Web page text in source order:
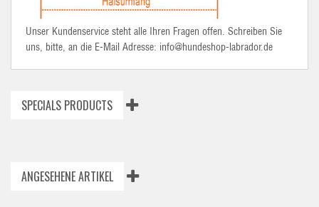
Unser Kundenservice steht alle Ihren Fragen offen. Schreiben Sie
uns, bitte, an die E-Mail Adresse: info@hundeshop-labrador.de
SPECIALS PRODUCTS
ANGESEHENE ARTIKEL